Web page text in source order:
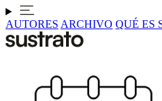
AUTORES ARCHIVO QUÉ ES